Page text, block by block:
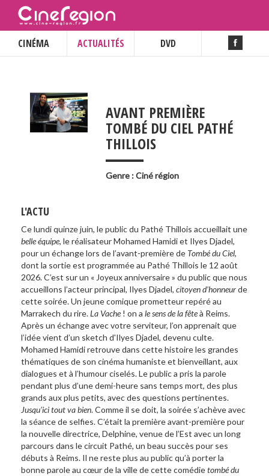
CINÉMA ACTUALITÉS DVD
AVANT PREMIÈRE
TOMBÉ DU CIEL PATHÉ
THILLOIS
___
Genre : Ciné région
L'ACTU
Ce lundi quinze juin, le public du Pathé Thillois accueillait une
belle équipe, le réalisateur Mohamed Hamidi et Ilyes Djadel,
pour un échange lors de l’avant-première de Tombé du Ciel,
dont la sortie est programmée au Pathé Thillois le 12 août
2026. C’est sur un « Joyeux anniversaire » du public que nous
accueillons l’acteur principal, Ilyes Djadel, citoyen d’honneurde
cette soirée. Un jeune comique prometteur repéré au
Marrakech du rire.La Vache ! on a le sens de la fêteà Reims.
Après un échange avec votre serviteur, l’on apprenait que
l’idée vient d’un sketch d'Ilyes Djadel, devenu culte.
Mohamed Hamidi retrouve dans cette histoire les grandes
thématiques de son cinéma humaniste et bienveillant, aux
dialogues et à l’humour ciselés. Le public a pris la parole
pendant plus d’une demi-heure sans temps mort, des plus
grands aux plus petits, avec des questions pertinentes.
Jusqu’ici tout va bien. Comme il se doit, la soirée s’achève avec
la séance de selfies. C’était la première avant-première pour
la nouvelle directrice, Delphine, venue de l’Est avec un long
parcours dans le circuit Pathé, un beau succès pour ses
débuts à Reims. Il ne reste plus au public qu’à porter la
bonne parole au cœur de la ville de cette comédietombé du